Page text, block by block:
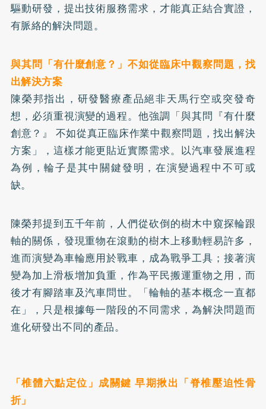
驅動研發，提出技術服務需求，才能真正結合實證，
有脈絡的解決問題。
與其問「有什麼創意？」不如從臨床中觀察問題，找
出解決方案
陳榮邦指出，研發醫療產品絕非天馬行空或突發奇
想，必須重視演變的過程。他強調「與其問『有什麼
創意？』 不如從真正臨床作業中觀察問題，找出解決
方案」，這樣才能更貼近實際需求。以汽車發展進程
為例，輪子是其中關鍵發明，在演變過程中不可或
缺。
陳榮邦提到五千年前，人們從砍倒的樹木中窺探輪跟
軸的關係，發現重物在滾動的樹木上移動輕易許多，
進而演變為車輪應用於戰車，成為戰爭工具；接著演
變為加上滑板增加負重，作為平民搬運重物之用，而
後才有腳踏車及汽車問世。「輪軸的基本概念一直都
在」，只是根據每一階段的不同需求，為解決問題而
進化研發出不同的產品。
「椎體六點定位」成關鍵 早期揪出「脊椎壓迫性骨
折」